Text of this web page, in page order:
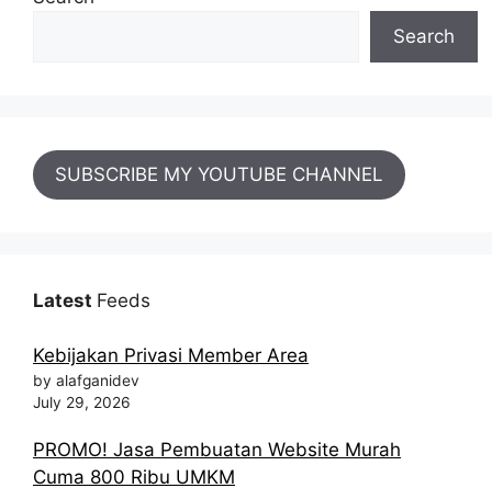
Search
SUBSCRIBE MY YOUTUBE CHANNEL
Latest Feeds
Kebijakan Privasi Member Area
by alafganidev
July 29, 2026
PROMO! Jasa Pembuatan Website Murah
Cuma 800 Ribu UMKM